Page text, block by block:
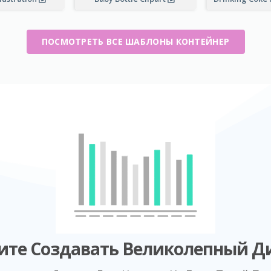
ПОСМОТРЕТЬ ВСЕ ШАБЛОНЫ КОНТЕЙНЕР
Создавать Великолепный